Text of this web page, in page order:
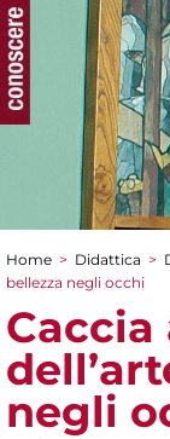
Tu sei qui
Home > Didattica >
bellezza negli occhi
Caccia
negli